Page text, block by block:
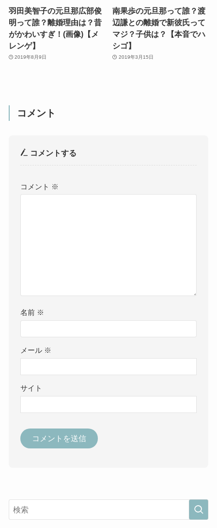
羽田美智子の元旦那広部俊
明って誰？離婚理由は？昔
がかわいすぎ！(画像)【メ
レンゲ】
2019年8月9日
南果歩の元旦那って誰？渡
辺謙との離婚で新彼氏って
マジ？子供は？【本音でハ
シゴ】
2019年3月15日
コメント
コメントする
コメント ※
名前 ※
メール ※
サイト